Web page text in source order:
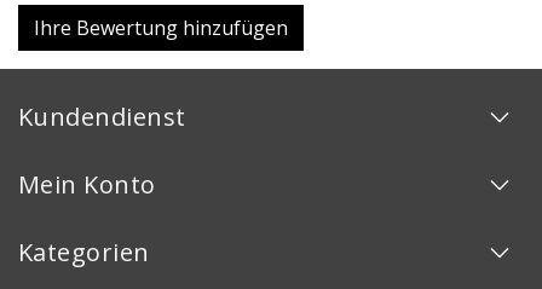
Ihre Bewertung hinzufügen
Kundendienst
Mein Konto
Kategorien